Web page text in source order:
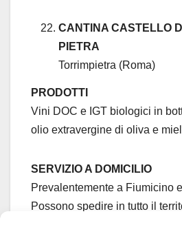
CANTINA CASTELLO
PIETRA
Torrimpietra (Roma)
PRODOTTI
Vini DOC e IGT biologici in
olio extravergine di oliva e
SERVIZIO A DOMICILIO
Prevalentemente a Fiumicino
Possono spedire in tutto il